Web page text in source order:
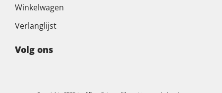
Winkelwagen
Verlanglijst
Volg ons